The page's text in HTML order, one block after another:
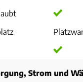
Strom und